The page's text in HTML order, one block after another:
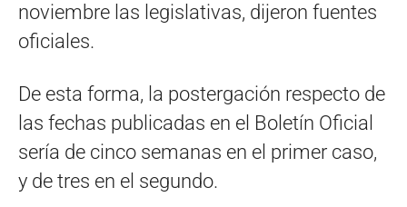
noviembre las legislativas, dijeron fuentes
oficiales.
De esta forma, la postergación respecto de
las fechas publicadas en el Boletín Oficial
sería de cinco semanas en el primer caso,
y de tres en el segundo.